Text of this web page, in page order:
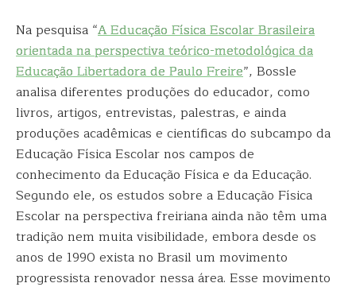
Na pesquisa “A Educação Física Escolar Brasileira
orientada na perspectiva teórico-metodológica da
Educação Libertadora de Paulo Freire”, Bossle
analisa diferentes produções do educador, como
livros, artigos, entrevistas, palestras, e ainda
produções acadêmicas e científicas do subcampo da
Educação Física Escolar nos campos de
conhecimento da Educação Física e da Educação.
Segundo ele, os estudos sobre a Educação Física
Escolar na perspectiva freiriana ainda não têm uma
tradição nem muita visibilidade, embora desde os
anos de 1990 exista no Brasil um movimento
progressista renovador nessa área. Esse movimento